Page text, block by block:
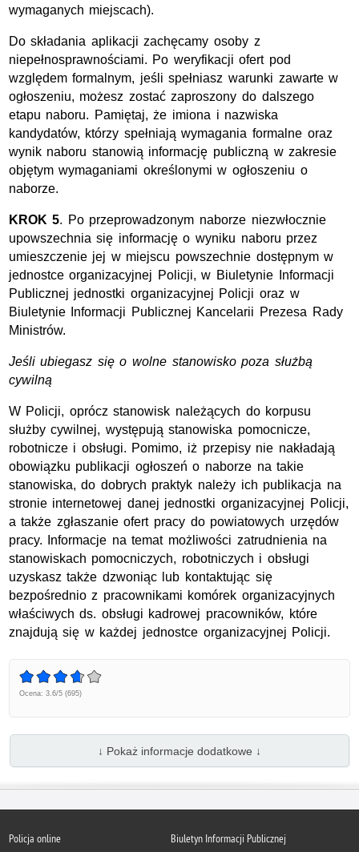
wymaganych miejscach).
Do składania aplikacji zachęcamy osoby z
niepełnosprawnościami. Po weryfikacji ofert pod
względem formalnym, jeśli spełniasz warunki zawarte w
ogłoszeniu, możesz zostać zaproszony do dalszego
etapu naboru. Pamiętaj, że imiona i nazwiska
kandydatów, którzy spełniają wymagania formalne oraz
wynik naboru stanowią informację publiczną w zakresie
objętym wymaganiami określonymi w ogłoszeniu o
naborze.
KROK 5. Po przeprowadzonym naborze niezwłocznie
upowszechnia się informację o wyniku naboru przez
umieszczenie jej w miejscu powszechnie dostępnym w
jednostce organizacyjnej Policji, w Biuletynie Informacji
Publicznej jednostki organizacyjnej Policji oraz w
Biuletynie Informacji Publicznej Kancelarii Prezesa Rady
Ministrów.
Jeśli ubiegasz się o wolne stanowisko poza służbą
cywilną
W Policji, oprócz stanowisk należących do korpusu
służby cywilnej, występują stanowiska pomocnicze,
robotnicze i obsługi. Pomimo, iż przepisy nie nakładają
obowiązku publikacji ogłoszeń o naborze na takie
stanowiska, do dobrych praktyk należy ich publikacja na
stronie internetowej danej jednostki organizacyjnej Policji,
a także zgłaszanie ofert pracy do powiatowych urzędów
pracy. Informacje na temat możliwości zatrudnienia na
stanowiskach pomocniczych, robotniczych i obsługi
uzyskasz także dzwoniąc lub kontaktując się
bezpośrednio z pracownikami komórek organizacyjnych
właściwych ds. obsługi kadrowej pracowników, które
znajdują się w każdej jednostce organizacyjnej Policji.
Ocena: 3.6/5 (695)
↓ Pokaż informacje dodatkowe ↓
Policjaonline Biuletyn Informacji Publicznej